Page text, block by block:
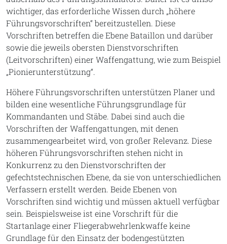
wichtiger, das erforderliche Wissen durch „höhere
Führungsvorschriften“ bereitzustellen. Diese
Vorschriften betreffen die Ebene Bataillon und darüber
sowie die jeweils obersten Dienstvorschriften
(Leitvorschriften) einer Waffengattung, wie zum Beispiel
„Pionierunterstützung“.
Höhere Führungsvorschriften unterstützen Planer und
bilden eine wesentliche Führungsgrundlage für
Kommandanten und Stäbe. Dabei sind auch die
Vorschriften der Waffengattungen, mit denen
zusammengearbeitet wird, von großer Relevanz. Diese
höheren Führungsvorschriften stehen nicht in
Konkurrenz zu den Dienstvorschriften der
gefechtstechnischen Ebene, da sie von unterschiedlichen
Verfassern erstellt werden. Beide Ebenen von
Vorschriften sind wichtig und müssen aktuell verfügbar
sein. Beispielsweise ist eine Vorschrift für die
Startanlage einer Fliegerabwehrlenkwaffe keine
Grundlage für den Einsatz der bodengestützten